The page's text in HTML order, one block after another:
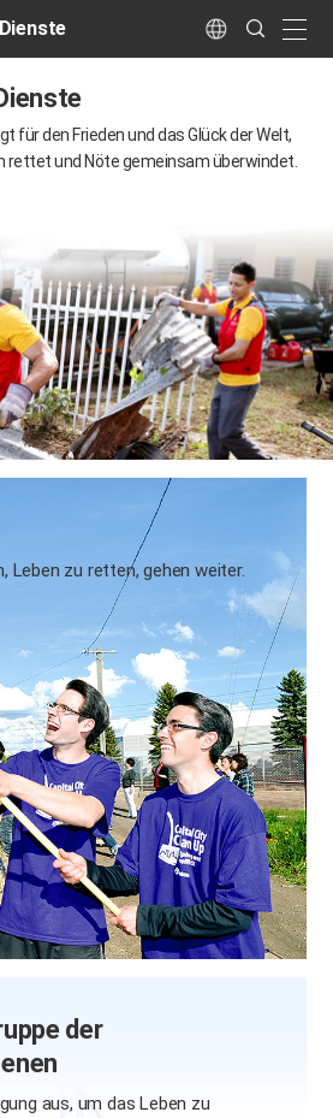
Language
Search
Submit
für den Frieden und das Glück der Welt,
rettet und Nöte gemeinsam überwindet.
Leben zu retten, gehen weiter.
der
aus, um das Leben zu